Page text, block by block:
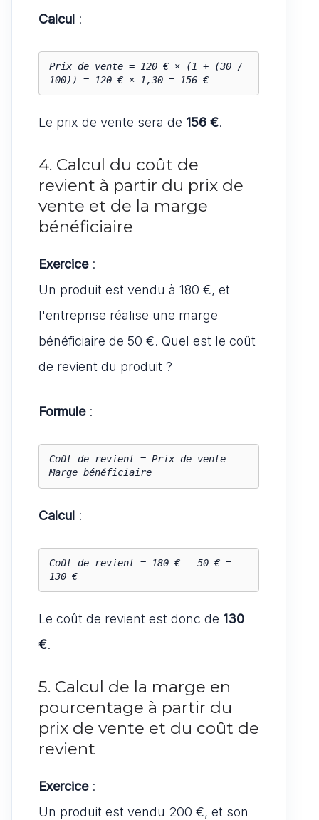
Calcul :
Prix de vente = 120 € × (1 + (30 /
100)) = 120 € × 1,30 = 156 €
Le prix de vente sera de 156 €.
4. Calcul du coût de
revient à partir du prix de
vente et de la marge
bénéficiaire
Exercice:
Un produit est vendu à 180 €, et
l'entreprise réalise une marge
bénéficiaire de 50 €. Quel est le coût
de revient du produit ?
Formule:
Coût de revient = Prix de vente -
Marge bénéficiaire
Calcul :
Coût de revient = 180 € - 50 € =
130 €
Le coût de revient est donc de 130
€.
5. Calcul de la marge en
pourcentage à partir du
prix de vente et du coût de
revient
Exercice:
Un produit est vendu 200 €, et son